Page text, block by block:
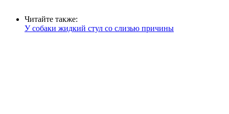
Читайте также:
У собаки жидкий стул со слизью причины